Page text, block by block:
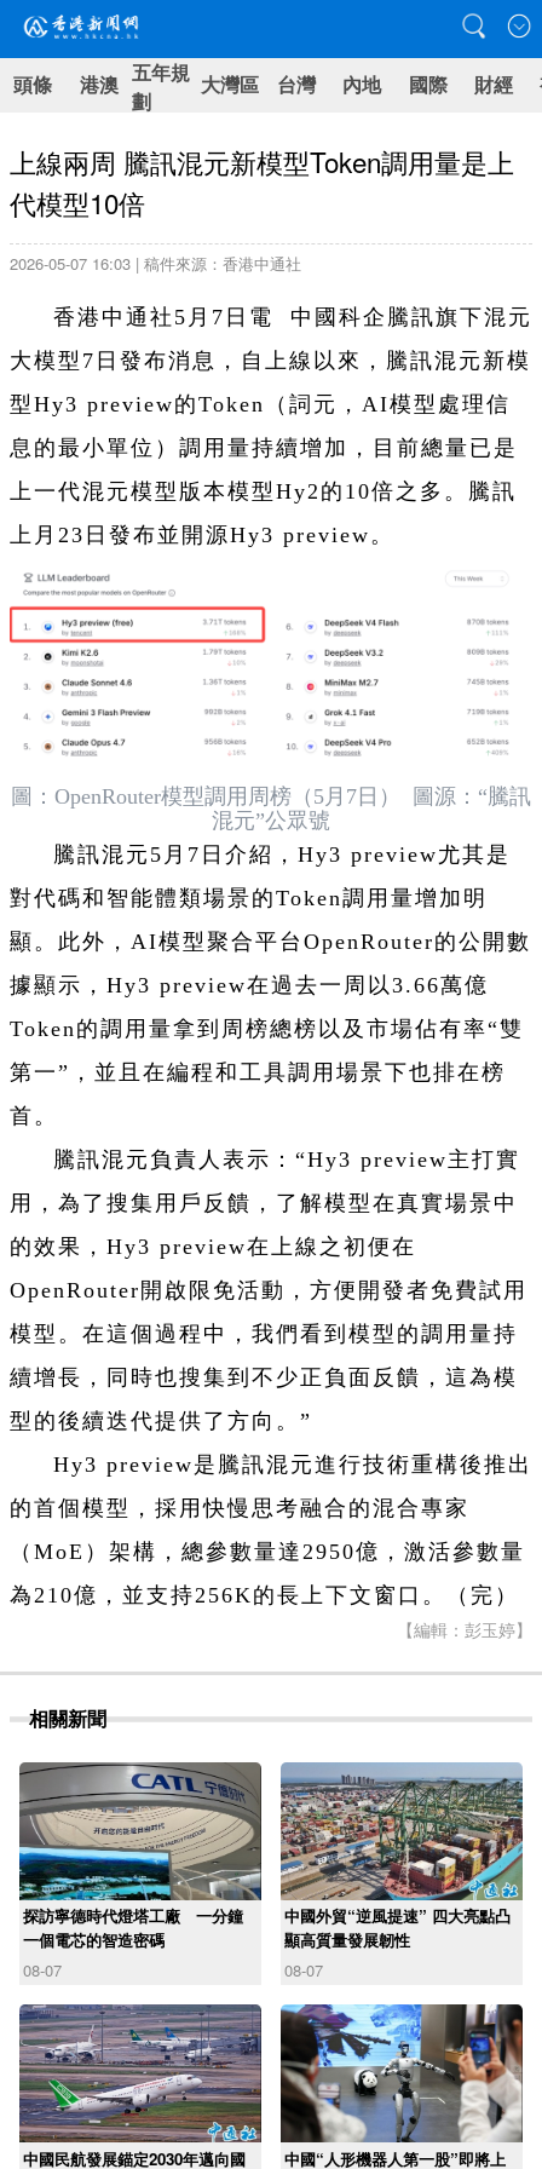
頭條 港澳 五年規
劃
大灣區 台灣 內地 國際 財經
上線兩周 騰訊混元新模型Token調用量是上
代模型10倍
2026-05-07 16:03 | 稿件來源：香港中通社
香港中通社5月7日電 中國科企騰訊旗下混元
大模型7日發布消息，自上線以來，騰訊混元新模
型Hy3 preview的Token（詞元，AI模型處理信
息的最小單位）調用量持續增加，目前總量已是
上一代混元模型版本模型Hy2的10倍之多。騰訊
上月23日發布並開源Hy3 preview。
圖：OpenRouter模型調用周榜（5月7日） 圖源：“ 騰訊
混元”公眾號
騰訊混元5月7日介紹，Hy3 preview尤其是
對代碼和智能體類場景的Token調用量增加明
顯。此外，AI模型聚合平台OpenRouter的公開數
據顯示，Hy3 preview在過去一周以3.66萬億
Token的調用量拿到周榜總榜以及市場佔有率“雙
第一”，並且在編程和工具調用場景下也排在榜
首。
騰訊混元負責人表示：“Hy3 preview主打實
用，為了搜集用戶反饋，了解模型在真實場景中
的效果，Hy3 preview在上線之初便在
OpenRouter開啟限免活動，方便開發者免費試用
模型。在這個過程中，我們看到模型的調用量持
續增長，同時也搜集到不少正負面反饋，這為模
型的後續迭代提供了方向。”
Hy3 preview是騰訊混元進行技術重構後推出
的首個模型，採用快慢思考融合的混合專家
（MoE）架構，總參數量達2950億，激活參數量
為210億，並支持256K的長上下文窗口。（完）
【編輯：彭玉婷】
相關新聞
探訪寧德時代燈塔工廠 一分鐘
一個電芯的智造密碼
08-07
中國外貿“逆風提速” 四大亮點凸
顯高質量發展韌性
08-07
中國民航發展錨定2030年邁向國 中國“人形機器人第一股”即將上